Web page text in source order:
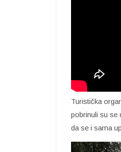
Turistička
pobrinuli su se
da se i sama